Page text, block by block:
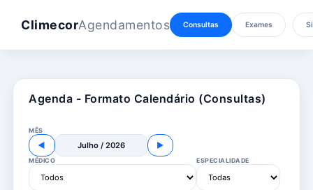
ClimecorAgendamentos Consultas Exames
Agenda - Formato Calendário (Consultas)
MÊS
◀ Julho / 2026 ▶
MÉDICO ESPECIALIDADE